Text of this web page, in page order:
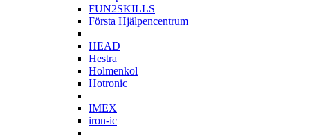
FUN2SKILLS
Första Hjälpencentrum
HEAD
Hestra
Holmenkol
Hotronic
IMEX
iron-ic